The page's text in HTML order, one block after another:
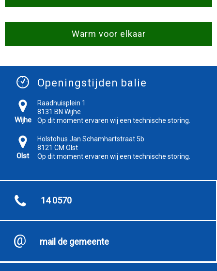
Warm voor elkaar
Openingstijden balie
Wijhe
Raadhuisplein 1
8131 BN Wijhe
Op dit moment ervaren wij een technische storing.
Olst
Holstohus Jan Schamhartstraat 5b
8121 CM Olst
Op dit moment ervaren wij een technische storing.
14 0570
mail de gemeente